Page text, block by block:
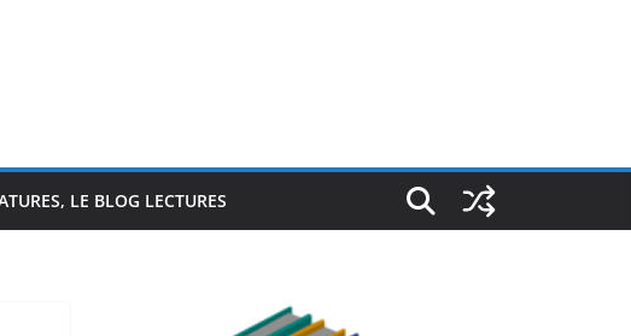
LE BLOG LECTURES